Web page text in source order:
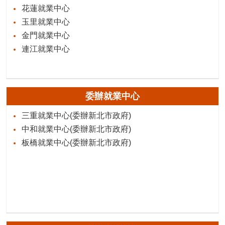
花蓮就業中心
玉里就業中心
金門就業中心
連江就業中心
委辦就業中心
三重就業中心(委辦新北市政府)
中和就業中心(委辦新北市政府)
板橋就業中心(委辦新北市政府)